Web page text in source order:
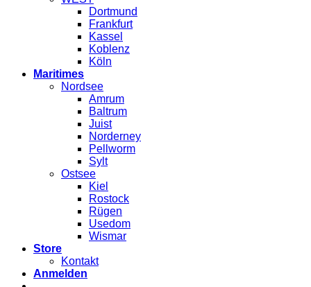
Dortmund
Frankfurt
Kassel
Koblenz
Köln
Maritimes
Nordsee
Amrum
Baltrum
Juist
Norderney
Pellworm
Sylt
Ostsee
Kiel
Rostock
Rügen
Usedom
Wismar
Store
Kontakt
Anmelden